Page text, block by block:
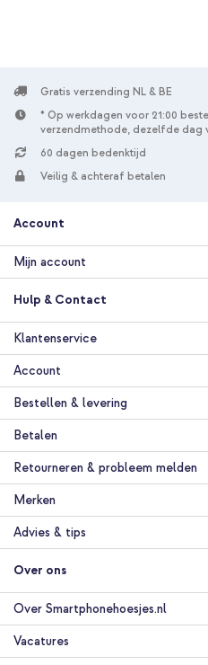
Gratis verzending NL & BE
* Op werkdagen voor 21:00
verzendmethode, dezelfde dag
60 dagen bedenktijd
Veilig & achteraf betalen
Account
Mijn account
Hulp & Contact
Klantenservice
Account
Bestellen & levering
Betalen
Retourneren & probleem melden
Merken
Advies & tips
Over ons
Over Smartphonehoesjes.nl
Vacatures